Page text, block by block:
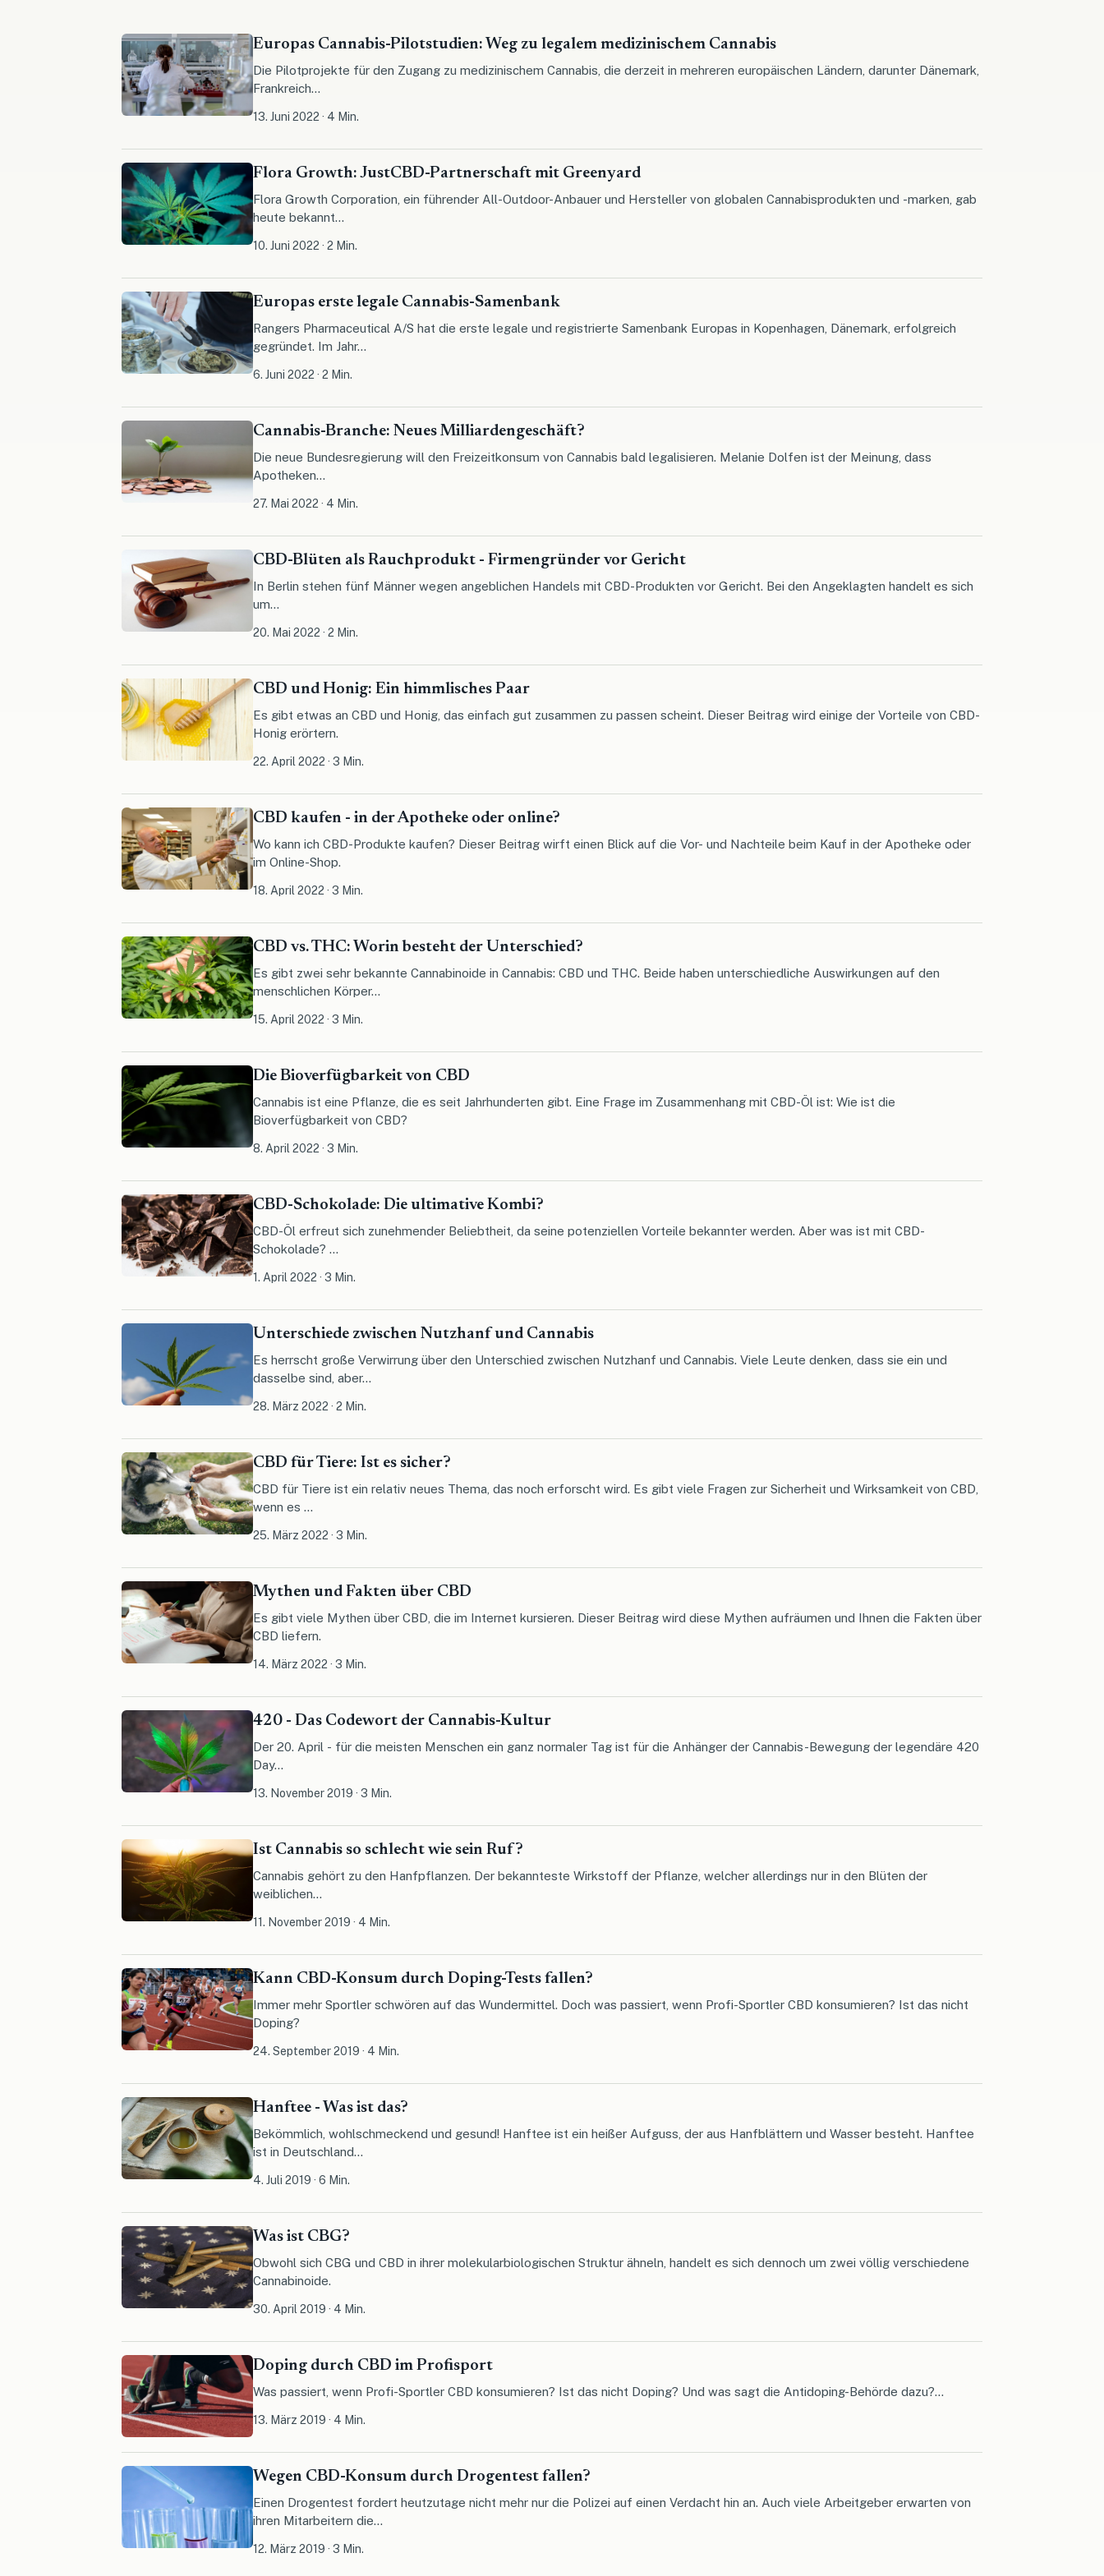
Europas Cannabis-Pilotstudien: Weg zu legalem medizinischem Cannabis
Die Pilotprojekte für den Zugang zu medizinischem Cannabis, die derzeit in mehreren europäischen Ländern, darunter Dänemark,
Frankreich...
13. Juni 2022 · 4 Min.
Flora Growth: JustCBD-Partnerschaft mit Greenyard
Flora Growth Corporation, ein führender All-Outdoor-Anbauer und Hersteller von globalen Cannabisprodukten und -marken, gab
heute bekannt...
10. Juni 2022 · 2 Min.
Europas erste legale Cannabis-Samenbank
Rangers Pharmaceutical A/S hat die erste legale und registrierte Samenbank Europas in Kopenhagen, Dänemark, erfolgreich
gegründet. Im Jahr...
6. Juni 2022 · 2 Min.
Cannabis-Branche: Neues Milliardengeschäft?
Die neue Bundesregierung will den Freizeitkonsum von Cannabis bald legalisieren. Melanie Dolfen ist der Meinung, dass
Apotheken...
27. Mai 2022 · 4 Min.
CBD-Blüten als Rauchprodukt - Firmengründer vor Gericht
In Berlin stehen fünf Männer wegen angeblichen Handels mit CBD-Produkten vor Gericht. Bei den Angeklagten handelt es sich
um...
20. Mai 2022 · 2 Min.
CBD und Honig: Ein himmlisches Paar
Es gibt etwas an CBD und Honig, das einfach gut zusammen zu passen scheint. Dieser Beitrag wird einige der Vorteile von CBD-
Honig erörtern.
22. April 2022 · 3 Min.
CBD kaufen - in der Apotheke oder online?
Wo kann ich CBD-Produkte kaufen? Dieser Beitrag wirft einen Blick auf die Vor- und Nachteile beim Kauf in der Apotheke oder
im Online-Shop.
18. April 2022 · 3 Min.
CBD vs. THC: Worin besteht der Unterschied?
Es gibt zwei sehr bekannte Cannabinoide in Cannabis: CBD und THC. Beide haben unterschiedliche Auswirkungen auf den
menschlichen Körper...
15. April 2022 · 3 Min.
Die Bioverfügbarkeit von CBD
Cannabis ist eine Pflanze, die es seit Jahrhunderten gibt. Eine Frage im Zusammenhang mit CBD-Öl ist: Wie ist die
Bioverfügbarkeit von CBD?
8. April 2022 · 3 Min.
CBD-Schokolade: Die ultimative Kombi?
CBD-Öl erfreut sich zunehmender Beliebtheit, da seine potenziellen Vorteile bekannter werden. Aber was ist mit CBD-
Schokolade? ...
1. April 2022 · 3 Min.
Unterschiede zwischen Nutzhanf und Cannabis
Es herrscht große Verwirrung über den Unterschied zwischen Nutzhanf und Cannabis. Viele Leute denken, dass sie ein und
dasselbe sind, aber...
28. März 2022 · 2 Min.
CBD für Tiere: Ist es sicher?
CBD für Tiere ist ein relativ neues Thema, das noch erforscht wird. Es gibt viele Fragen zur Sicherheit und Wirksamkeit von CBD,
wenn es ...
25. März 2022 · 3 Min.
Mythen und Fakten über CBD
Es gibt viele Mythen über CBD, die im Internet kursieren. Dieser Beitrag wird diese Mythen aufräumen und Ihnen die Fakten über
CBD liefern.
14. März 2022 · 3 Min.
420 - Das Codewort der Cannabis-Kultur
Der 20. April - für die meisten Menschen ein ganz normaler Tag ist für die Anhänger der Cannabis-Bewegung der legendäre 420
Day...
13. November 2019 · 3 Min.
Ist Cannabis so schlecht wie sein Ruf?
Cannabis gehört zu den Hanfpflanzen. Der bekannteste Wirkstoff der Pflanze, welcher allerdings nur in den Blüten der
weiblichen...
11. November 2019 · 4 Min.
Kann CBD-Konsum durch Doping-Tests fallen?
Immer mehr Sportler schwören auf das Wundermittel. Doch was passiert, wenn Profi-Sportler CBD konsumieren? Ist das nicht
Doping?
24. September 2019 · 4 Min.
Hanftee - Was ist das?
Bekömmlich, wohlschmeckend und gesund! Hanftee ist ein heißer Aufguss, der aus Hanfblättern und Wasser besteht. Hanftee
ist in Deutschland...
4. Juli 2019 · 6 Min.
Was ist CBG?
Obwohl sich CBG und CBD in ihrer molekularbiologischen Struktur ähneln, handelt es sich dennoch um zwei völlig verschiedene
Cannabinoide.
30. April 2019 · 4 Min.
Doping durch CBD im Profisport
Was passiert, wenn Profi-Sportler CBD konsumieren? Ist das nicht Doping? Und was sagt die Antidoping-Behörde dazu?...
13. März 2019 · 4 Min.
Wegen CBD-Konsum durch Drogentest fallen?
Einen Drogentest fordert heutzutage nicht mehr nur die Polizei auf einen Verdacht hin an. Auch viele Arbeitgeber erwarten von
ihren Mitarbeitern die...
12. März 2019 · 3 Min.